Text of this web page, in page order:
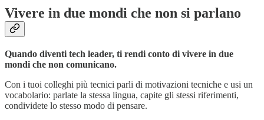
Vivere in due mondi che non si parlano
Quando diventi tech leader, ti rendi conto di vivere in due
mondi che non comunicano.
Con i tuoi colleghi più tecnici parli di motivazioni tecniche e usi un
vocabolario: parlate la stessa lingua, capite gli stessi riferimenti,
condividete lo stesso modo di pensare.